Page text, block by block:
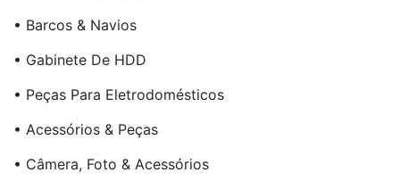
• Barcos & Navios
• Gabinete De HDD
• Peças Para Eletrodomésticos
• Acessórios & Peças
• Câmera, Foto & Acessórios